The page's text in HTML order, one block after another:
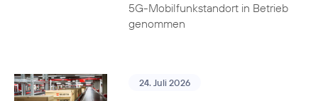
5G-Mobilfunkstandort in Betrieb
genommen
24. Juli 2026